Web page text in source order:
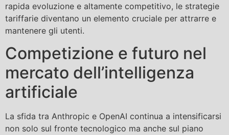
rapida evoluzione e altamente competitivo, le strategie
tariffarie diventano un elemento cruciale per attrarre e
mantenere gli utenti.
Competizione e futuro nel
mercato dell’intelligenza
artificiale
La sfida tra Anthropic e OpenAI continua a intensificarsi
non solo sul fronte tecnologico ma anche sul piano